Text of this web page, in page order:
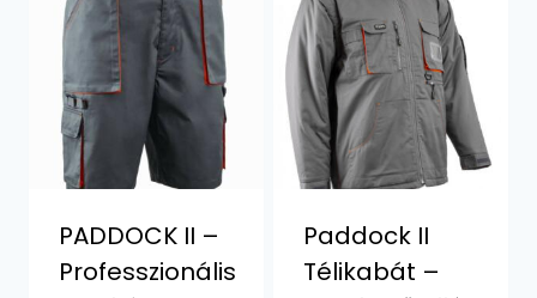
PADDOCK II –
Professzionális
Paddock II
Télikabát –